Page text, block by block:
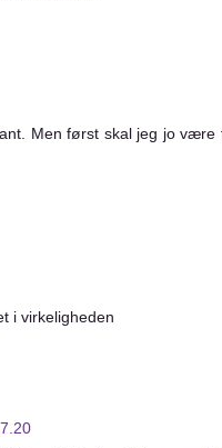
Men først skal jeg jo være
i virkeligheden